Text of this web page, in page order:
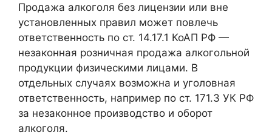
Продажа алкоголя без лицензии или вне
установленных правил может повлечь
ответственность по ст. 14.17.1 КоАП РФ —
незаконная розничная продажа алкогольной
продукции физическими лицами. В
отдельных случаях возможна и уголовная
ответственность, например по ст. 171.3 УК РФ
за незаконное производство и оборот
алкоголя.